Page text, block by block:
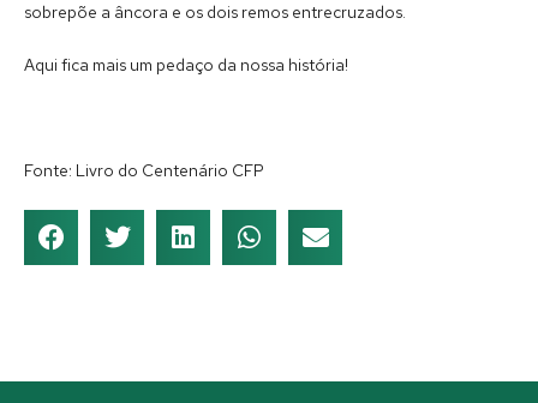
sobrepõe a âncora e os dois remos entrecruzados.
Aqui fica mais um pedaço da nossa história!
Fonte: Livro do Centenário CFP